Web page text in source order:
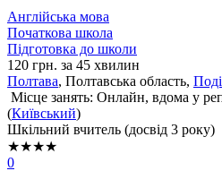
Англійська мова
Початкова школа
Підготовка до школи
120 грн. за 45 хвилин
Полтава, Полтавська область,
Місце занять: Онлайн, вдома у
(Київський)
Шкільний вчитель (досвід 3 року)
★★★★
0